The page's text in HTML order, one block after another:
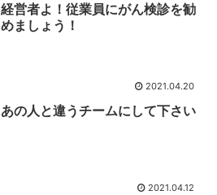
経営者よ！従業員にがん検診を勧
めましょう！
2021.04.20
あの人と違うチームにして下さい
2021.04.12